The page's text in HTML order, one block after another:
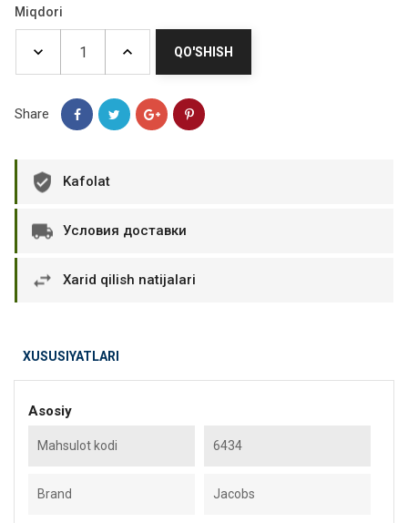
Miqdori
QO'SHISH
Share
Kafolat
Условия доставки
Xarid qilish natijalari
XUSUSIYATLARI
Asosiy
Mahsulot kodi 6434
Brand Jacobs